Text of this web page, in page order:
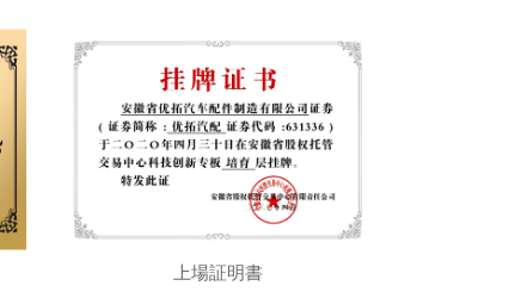
上場証明書